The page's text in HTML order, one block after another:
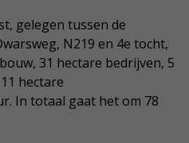
gelegen tussen de
N219 en 4e tocht,
31 hectare bedrijven, 5
hectare
In totaal gaat het om 78